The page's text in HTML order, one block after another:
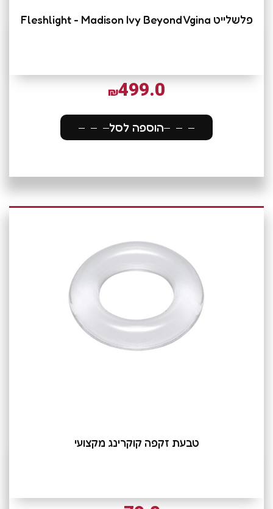
פלשלייט Fleshlight - Madison Ivy Beyond Vgina
₪499.0
הוספה לסל
טבעת זקפה קוקרינג מקצועי